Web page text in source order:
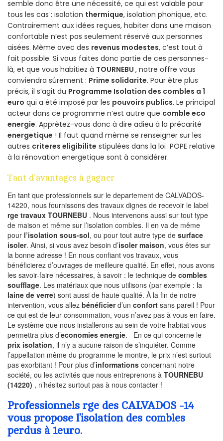
semble donc être une nécessité, ce qui est valable pour
tous les cas : isolation thermique, isolation phonique, etc.
Contrairement aux idées reçues, habiter dans une maison
confortable n’est pas seulement réservé aux personnes
aisées. Même avec des revenus modestes, c’est tout à
fait possible. Si vous faites donc partie de ces personnes-
là, et que vous habitiez à TOURNEBU , notre offre vous
conviendra sûrement : Prime solidarite. Pour être plus
précis, il s’agit du Programme Isolation des combles a 1
euro qui a été imposé par les pouvoirs publics. Le principal
acteur dans ce programme n’est autre que comble eco
energie. Apprêtez-vous donc à dire adieu à la précarité
energetique ! Il faut quand même se renseigner sur les
autres criteres eligibilite stipulées dans la loi POPE relative
à la rénovation energetique sont à considérer.
Tant d’avantages à gagner
En tant que professionnels sur le departement de CALVADOS-
14220, nous fournissons des travaux dignes de recevoir le label
rge travaux TOURNEBU . Nous intervenons aussi sur tout type
de maison et même sur l’isolation combles. Il en va de même
pour l’isolation sous-sol, ou pour tout autre type de surface
isoler. Ainsi, si vous avez besoin d’isoler maison, vous êtes sur
la bonne adresse ! En nous confiant vos travaux, vous
bénéficierez d’ouvrages de meilleure qualité. En effet, nous avons
les savoir-faire nécessaires, à savoir : le technique de combles
soufflage. Les matériaux que nous utilisons (par exemple : la
laine de verre) sont aussi de haute qualité. À la fin de notre
intervention, vous allez bénéficierd’un confort sans pareil ! Pour
ce qui est de leur consommation, vous n’avez pas à vous en faire.
Le système que nous installerons au sein de votre habitat vous
permettra plus d’economies energie. En ce qui concerne le
prix isolation, il n’y a aucune raison de s’inquiéter. Comme
l’appellation même du programme le montre, le prix n’est surtout
pas exorbitant ! Pour plus d’informations concernant notre
société, ou les activités que nous entreprenons à TOURNEBU
(14220) , n’hésitez surtout pas à nous contacter !
Professionnels rge des CALVADOS -14
vous propose l’isolation des combles
perdus à 1euro.